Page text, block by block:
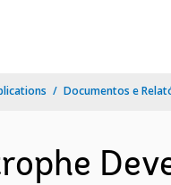
Documentos e